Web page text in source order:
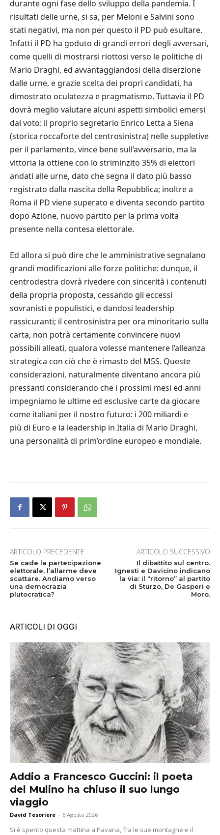
durante ogni fase dello sviluppo della pandemia. I
risultati delle urne, si sa, per Meloni e Salvini sono
stati negativi, ma non per questo il PD può esultare.
Infatti il PD ha goduto di grandi errori degli avversari,
come quelli di mostrarsi riottosi verso le politiche di
Mario Draghi, ed avvantaggiandosi della diserzione
dalle urne, e graziescelta dei propri candidati, ha
dimostrato oculatezza e pragmatismo. Tuttavia il PD
dovrà meglio valutare alcuni aspetti simbolici emersi
dal voto: il proprio segretario Enrico Letta a Siena
(storica roccaforte del centrosinistra) nelle suppletive
per il parlamento, vince bene sull’avversario, ma la
vittoria la ottiene con lo striminzito 35% di elettori
andati alle urne, dato che segna il dato più basso
registrato dalla nascita della Repubblica; inoltre a
Roma il PD viene superato e diventa secondo partito
dopo Azione, nuovo partito per la prima volta
presente nella contesa elettorale.
Ed allora si può dire che le amministrative segnalano
grandi modificazioni alle forze politiche: dunque, il
centrodestra dovrà rivedere con sincerità i contenuti
della propria proposta, cessando gli eccessi
sovranisti e populistici, edandosi leadership
rassicuranti; il centrosinistra per ora minoritario sulla
carta, non potrà certamente convincere nuovi
possibili alleati, qualora volesse mantenere l’alleanza
strategica con ciò che è rimasto del M5S. Queste
considerazioni, naturalmente diventano ancora più
pressanti considerando che i prossimi mesi ed anni
impegniamo le ultime ed esclusive carte da giocare
come italiani per il nostro futuro: i 200 miliardi e
più di Euro e la leadership in Italia di Mario Draghi,
una personalità di prim’ordine europeo e mondiale.
ARTICOLO PRECEDENTE
Se cade la partecipazione
elettorale, l’allarme deve
scattare. Andiamo verso
una democrazia
plutocratica?
ARTICOLO SUCCESSIVO
Il dibattito sul centro.
Ignesti e Davicino indicano
la via: il “ritorno” al partito
di Sturzo, De Gasperi e
Moro.
ARTICOLI DI OGGI
Addio a Francesco Guccini: il poeta
del Mulino ha chiuso il suo lungo
viaggio
David Tesoriere - 6 Agosto 2026
Si è spento questa mattina a Pavana, fra le sue montagne e il